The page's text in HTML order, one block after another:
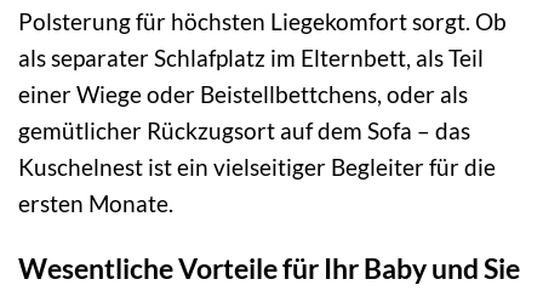
Polsterung für höchsten Liegekomfort sorgt. Ob
als separater Schlafplatz im Elternbett, als Teil
einer Wiege oder Beistellbettchens, oder als
gemütlicher Rückzugsort auf dem Sofa – das
Kuschelnest ist ein vielseitiger Begleiter für die
ersten Monate.
Wesentliche Vorteile für Ihr Baby und Sie